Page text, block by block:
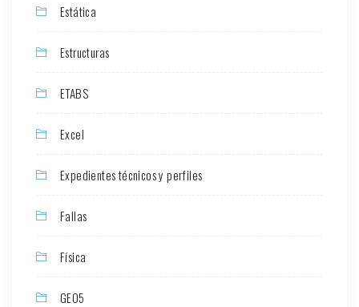
Estática
Estructuras
ETABS
Excel
Expedientes técnicos y perfiles
Fallas
Física
GEO5